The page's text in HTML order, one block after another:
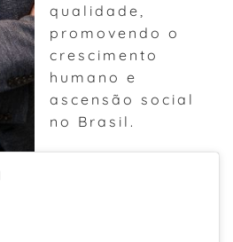
qualidade,
promovendo o
crescimento
humano e
ascensão social
no Brasil.